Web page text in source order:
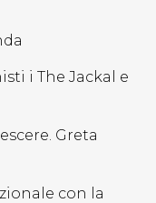
i The Jackal e
Greta
con la